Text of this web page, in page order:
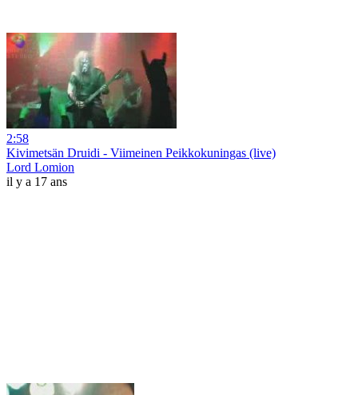
2:58
Kivimetsän Druidi - Viimeinen Peikkokuningas (live)
Lord Lomion
il y a 17 ans